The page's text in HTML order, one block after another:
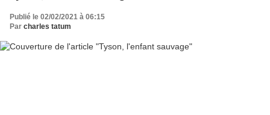
Publié le 02/02/2021 à 06:15
Par charles tatum